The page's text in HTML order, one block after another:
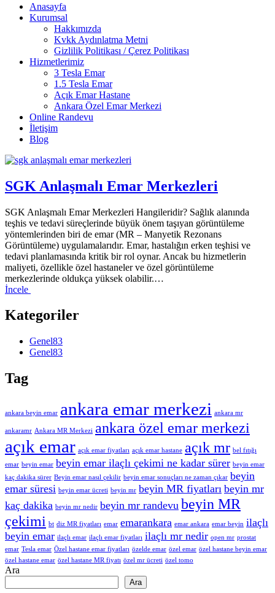
Anasayfa
Kurumsal
Hakkımızda
Kvkk Aydınlatma Metni
Gizlilik Politikası / Çerez Politikası
Hizmetlerimiz
3 Tesla Emar
1.5 Tesla Emar
Açık Emar Hastane
Ankara Özel Emar Merkezi
Online Randevu
İletişim
Blog
SGK Anlaşmalı Emar Merkezleri
SGK Anlaşmalı Emar Merkezleri Hangileridir? Sağlık alanında
teşhis ve tedavi süreçlerinde büyük önem taşıyan görüntüleme
yöntemlerinden biri de emar (MR – Manyetik Rezonans
Görüntüleme) uygulamalarıdır. Emar, hastalığın erken teşhisi ve
tedavi planlamasında kritik bir rol oynar. Ancak bu hizmetlerin
maliyeti, özellikle özel hastaneler ve özel görüntüleme
merkezlerinde oldukça yüksek olabilir.…
İncele
Kategoriler
Genel83
Genel83
Tag
ankara beyin emar ankara emar merkezi ankara mr
ankaramr Ankara MR Merkezi ankara özel emar merkezi
açık emar açık emar fiyatları açık emar hastane açık mr bel fıtığı
emar beyin emar beyin emar ilaçlı çekimi ne kadar sürer beyin emar
kaç dakika sürer Beyin emar nasıl çekilir beyin emar sonuçları ne zaman çıkar beyin
emar süresi beyin emar ücreti beyin mr beyin MR fiyatları beyin mr
kaç dakika beyin mr nedir beyin mr randevu beyin MR
çekimi bt diz MR fiyatları emar emarankara emar ankara emar beyin ilaçlı
beyin emar ilaçlı emar ilaçlı emar fiyatları ilaçlı mr nedir open mr prostat
emar Tesla emar Özel hastane emar fiyatları özelde emar özel emar özel hastane beyin emar
özel hastane emar özel hastane MR fiyatı özel mr ücreti özel tomo
Ara
Ara